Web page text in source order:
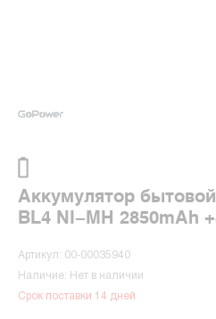
Аккумулятор
BL4 NI-MH 2850mAh
Артикул: 00-00035940
Наличие: Нет в наличии
Срок поставки 14 дней